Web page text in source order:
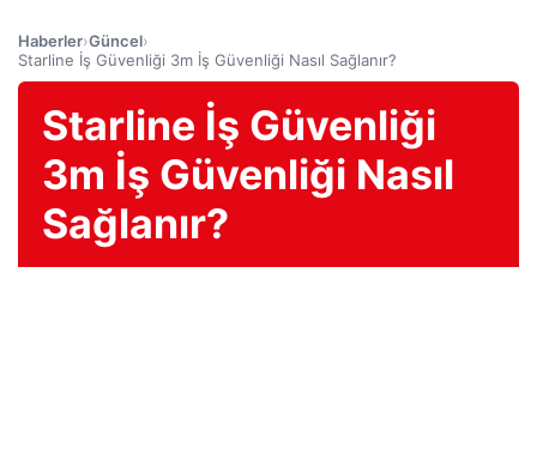
Haberler›Güncel›
Starline İş Güvenliği 3m İş Güvenliği Nasıl Sağlanır?
Starline İş Güvenliği
3m İş Güvenliği Nasıl
Sağlanır?